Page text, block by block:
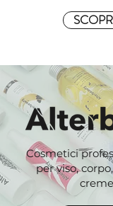
Cosmetici
per viso,